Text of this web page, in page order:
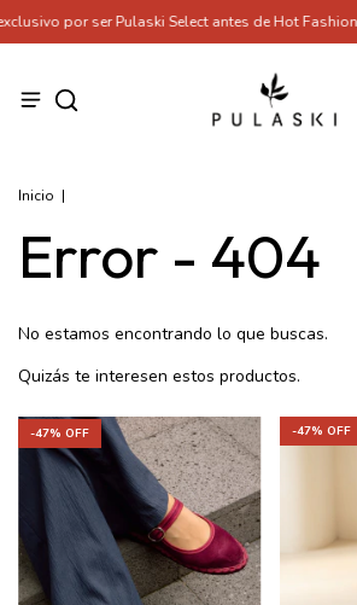
por ser Pulaski Select antes de Hot
Inicio |
Error - 404
No estamos encontrando lo que buscas.
Quizás te interesen estos productos.
-47% OFF -47% OFF